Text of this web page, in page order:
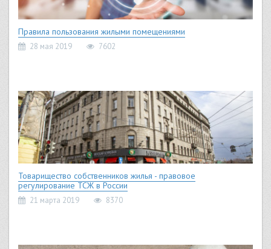
Правила пользования жилыми помещениями
28 мая 2019 7602
Товарищество собственников жилья - правовое
регулирование ТСЖ в России
21 марта 2019 8370